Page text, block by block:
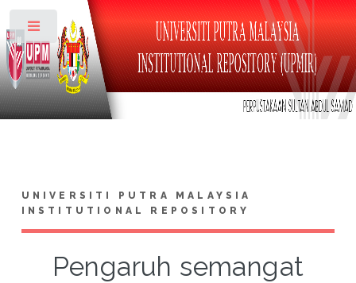
UNIVERSITI PUTRA MALAYSIA
INSTITUTIONAL REPOSITORY
Pengaruh semangat
Toggle